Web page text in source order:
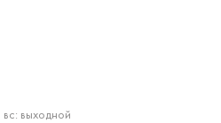
выходной